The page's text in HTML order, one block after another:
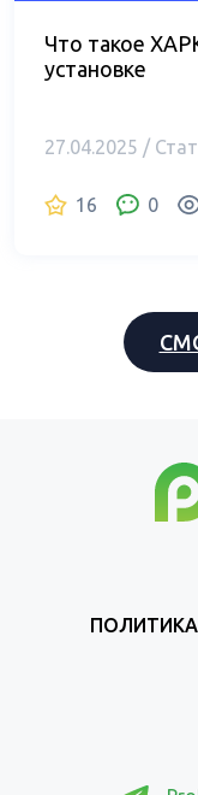
Что такое
установке
27.04.2025 /
16 0